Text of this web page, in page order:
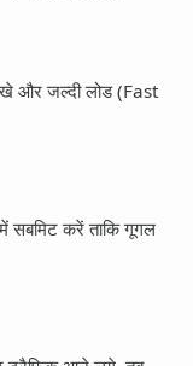
और जल्दी लोड (Fast
करें ताकि गूगल